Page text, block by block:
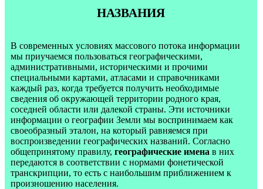
НАЗВАНИЯ
В современных условиях массового потока информации
мы приучаемся пользоваться географическими,
административными, историческими и прочими
специальными картами, атласами и справочниками
каждый раз, когда требуется получить необходимые
сведения об окружающей территории родного края,
соседней области или далекой страны. Эти источники
информации о географии Земли мы воспринимаем как
своеобразный эталон, на который равняемся при
воспроизведении географических названий. Согласно
общепринятому правилу, географические имена в них
передаются в соответствии с нормами фонетической
транскрипции, то есть с наибольшим приближением к
произношению населения.